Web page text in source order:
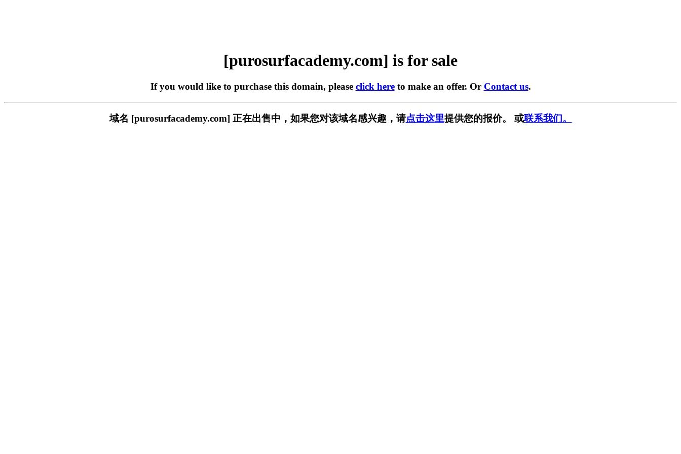
[purosurfacademy.com] is for sale
If you would like to purchase this domain, please click hereto make an offer. Or Contact us.
域名 [purosurfacademy.com] 正在出售中，如果您对该域名感兴趣，请点击这里提供您的报价。 或联系我们。